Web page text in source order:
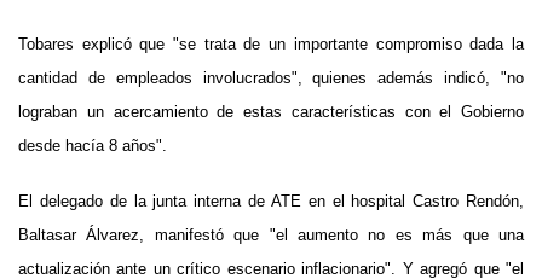
Tobares explicó que "se trata de un importante compromiso dada la
cantidad de empleados involucrados", quienes además indicó, "no
lograban un acercamiento de estas características con el Gobierno
desde hacía 8 años".
El delegado de la junta interna de ATE en el hospital Castro Rendón,
Baltasar Álvarez, manifestó que "el aumento no es más que una
actualización ante un crítico escenario inflacionario". Y agregó que "el